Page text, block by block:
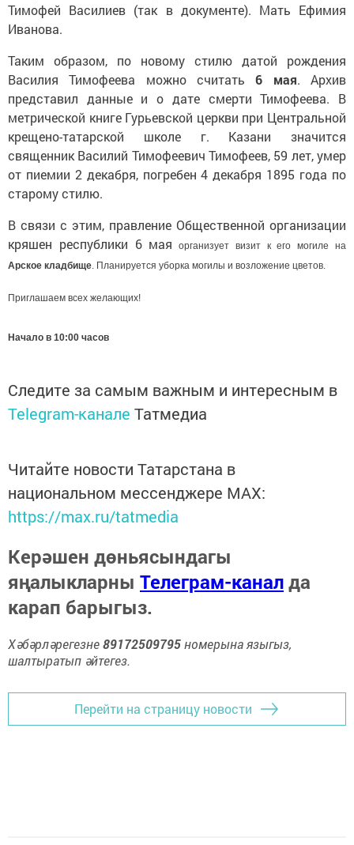
Тимофей Василиев (так в документе). Мать Ефимия
Иванова.
Таким образом, по новому стилю датой рождения
Василия Тимофеева можно считать6 мая. Архив
представил данные и о дате смерти Тимофеева. В
метрической книге Гурьевской церкви при Центральной
крещено-татарской школе г. Казани значится
священник Василий Тимофеевич Тимофеев, 59 лет, умер
от пиемии 2 декабря, погребен 4 декабря 1895 года по
старому стилю.
В связи с этим, правление Общественной организации
кряшен республики 6 мая организует визит к его могиле на
Арское кладбище. Планируется уборка могилы и возложение цветов.
Приглашаем всех желающих!
Начало в 10:00 часов
Следите за самым важным и интересным в
Telegram-канале Татмедиа
Читайте новости Татарстана в
национальном мессенджере MАХ:
https://max.ru/tatmedia
Керәшен дөньясындагы
яңалыкларны Телеграм-каналда
карап барыгыз.
Хәбәрләрегезне89172509795номерына языгыз,
шалтыратып әйтегез.
Перейти на страницу новости